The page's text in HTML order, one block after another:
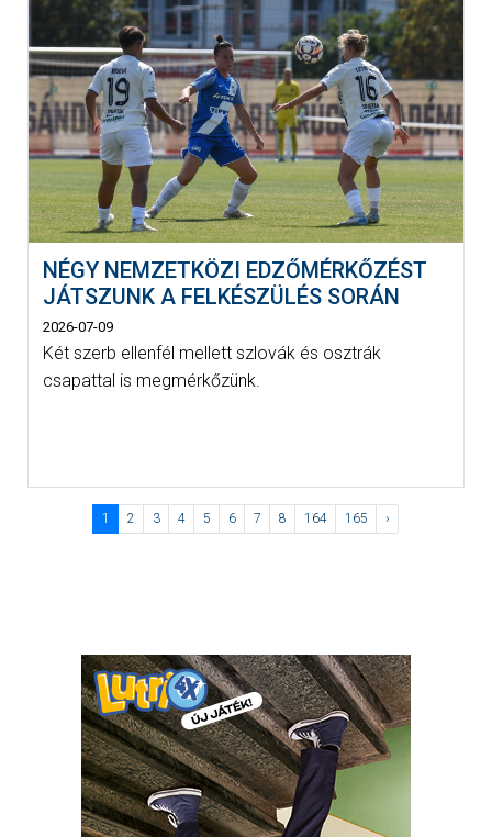
NÉGY NEMZETKÖZI EDZŐMÉRKŐZÉST
JÁTSZUNK A FELKÉSZÜLÉS SORÁN
2026-07-09
Két szerb ellenfél mellett szlovák és osztrák
csapattal is megmérkőzünk.
1 2 3 4 5 6 7 8 164 165 ›